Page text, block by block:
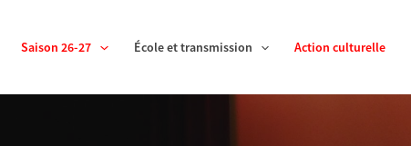
Saison 26-27 École et transmission Action culturelle